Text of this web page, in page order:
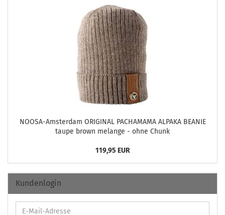
NOOSA-​Amsterdam ORI­GI­NAL PACH­A­MA­MA AL­PA­KA BE­A­NIE
taupe brown me­lan­ge - ohne Chunk
119,95 EUR
Kundenlogin